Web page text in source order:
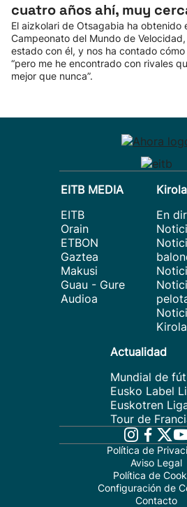
cuatro años ahí, muy
El aizkolari de Otsagabia ha obtenido
Campeonato del Mundo de
estado con él, y nos ha contado
“pero me he encontrado con rivales
mejor que nunca”.
EITB MEDIA
EITB
Orain
ETBON
Gaztea
Makusi
Guau - Gure
Audioa
En
Actualidad
Mundial de
Eusko Label
Euskotren
Tour de
Política de
Aviso Legal
Política de
Configuración de
Contacto